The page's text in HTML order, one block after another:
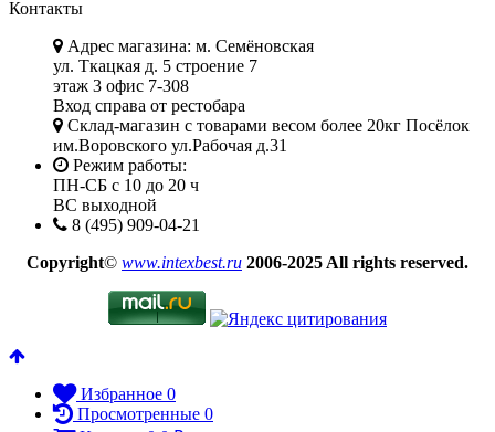
Контакты
Адрес магазина: м. Семёновская
ул. Ткацкая д. 5 строение 7
этаж 3 офис 7-308
Вход справа от рестобара
Склад-магазин с товарами весом более 20кг Посёлок
им.Воровского ул.Рабочая д.31
Режим работы:
ПН-СБ с 10 до 20 ч
ВС выходной
8 (495) 909-04-21
Copyright© www.intexbest.ru 2006-2025 All rights reserved.
Избранное 0
Просмотренные 0